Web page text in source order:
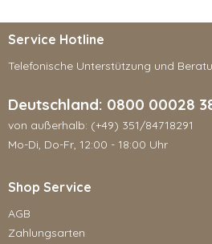
Service Hotline
Telefonische Unterstützung und
Deutschland: 0800 00028
von außerhalb: (+49) 351/84718291
Mo-Di, Do-Fr, 12:00 - 18:00 Uhr
Shop Service
AGB
Zahlungsarten